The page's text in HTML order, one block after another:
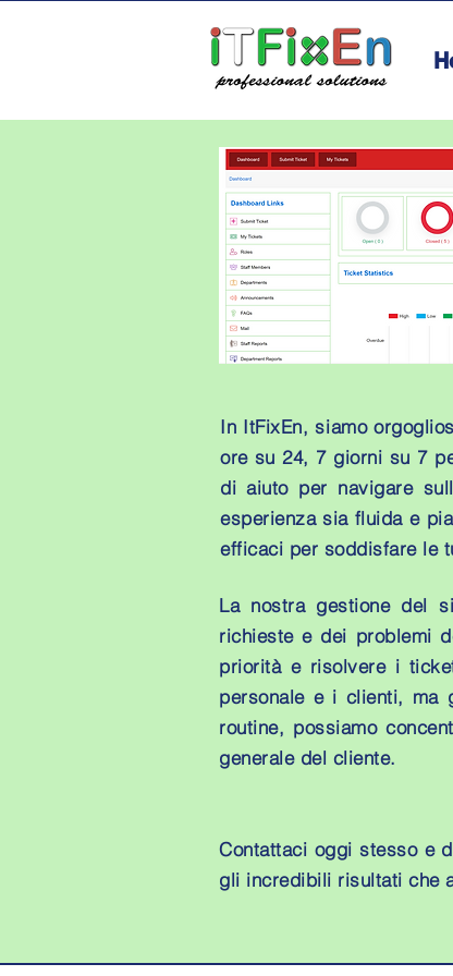
In ItFixEn, siamo
ore su 24, 7 giorni su 7
di aiuto per navigare
esperienza sia fluida e
efficaci per soddisfare le
La nostra gestione del
richieste e dei problemi
priorità e risolvere i
personale e i clienti, ma
routine, possiamo
generale del cliente.
Contattaci oggi stesso e
gli incredibili risultati che